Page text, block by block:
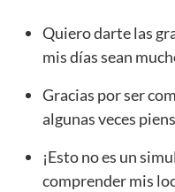
Quiero darte las
mis días sean
Gracias por ser
algunas veces
¡Esto no es un
comprender mis